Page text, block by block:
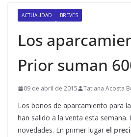
ACTUALIDAD BREVES
Los
Prior suman
09 de abril de 2015 Tatiana Acosta
Los bonos de aparcamiento para
han salido a la venta esta semana.
novedades. En primer lugar el